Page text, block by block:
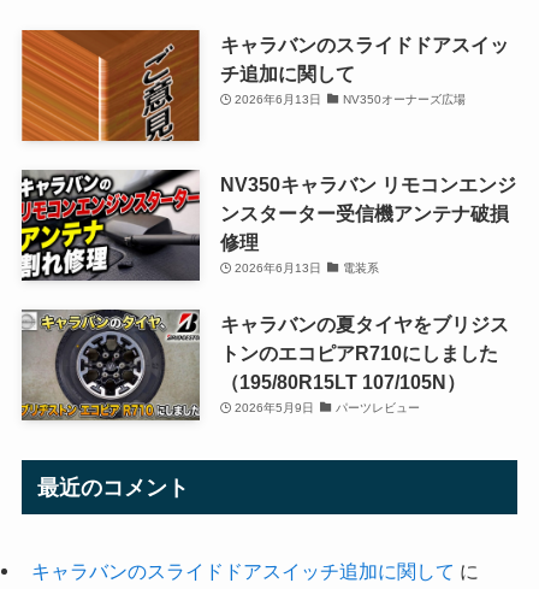
キャラバンのスライドドアスイッ
チ追加に関して
2026年6月13日 NV350オーナーズ広場
NV350キャラバン リモコンエンジ
ンスターター受信機アンテナ破損
修理
2026年6月13日 電装系
キャラバンの夏タイヤをブリジス
トンのエコピアR710にしました
（195/80R15LT 107/105N）
2026年5月9日 パーツレビュー
最近のコメント
キャラバンのスライドドアスイッチ追加に関して に